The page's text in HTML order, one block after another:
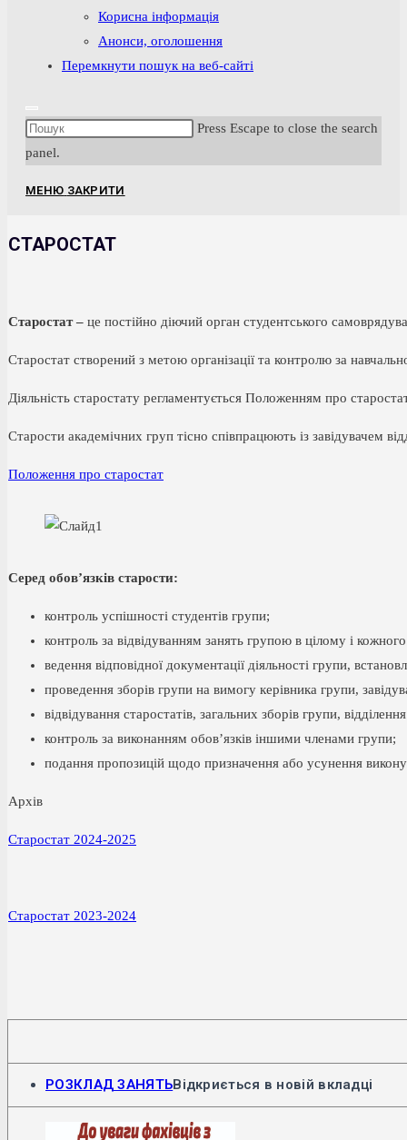
Корисна інформація
Анонси, оголошення
Перемкнути пошук на веб-сайті
Press Escape to close the search
panel.
МЕНЮ ЗАКРИТИ
СТАРОСТАТ
Старостат – це постійно діючий орган студентського
Старостат створений з метою організації та контролю за
Діяльність старостату регламентується Положенням про
Старости академічних груп тісно співпрацюють із завідувачем
Положення про старостат
Серед обов’язків старости:
контроль успішності студентів групи;
контроль за відвідуванням занять групою в цілому і
ведення відповідної документації діяльності групи,
проведення зборів групи на вимогу керівника групи,
відвідування старостатів, загальних зборів групи,
контроль за виконанням обов’язків іншими членами групи;
подання пропозицій щодо призначення або усунення
Архів
Старостат 2024-2025
Старостат 2023-2024
РОЗКЛАД ЗАНЯТЬВідкриється в новій вкладці